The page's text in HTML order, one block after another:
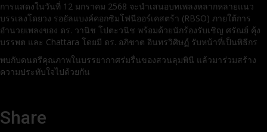
การแสดงในวันที่ 12 มกราคม 2568 จะนำเสนอบทเพลงหลากหลายแนว
บรรเลงโดยวง รอยัลแบงค์คอกซิมโฟนีออร์เคสตร้า (RBSO) ภายใต้การ
อำนวยเพลงของ ดร. วานิช โปตะวนิช พร้อมด้วยนักร้องรับเชิญ ศรัณย์ คุ้ง
บรรพต และ Chattara โดยมี ดร. อภิชาต อินทรวิศิษฏ์ รับหน้าที่เป็นพิธีกร
พบกับดนตรีคุณภาพในบรรยากาศร่มรื่นของสวนลุมพินี แล้วมาร่วมสร้าง
ความประทับใจไปด้วยกัน
Share